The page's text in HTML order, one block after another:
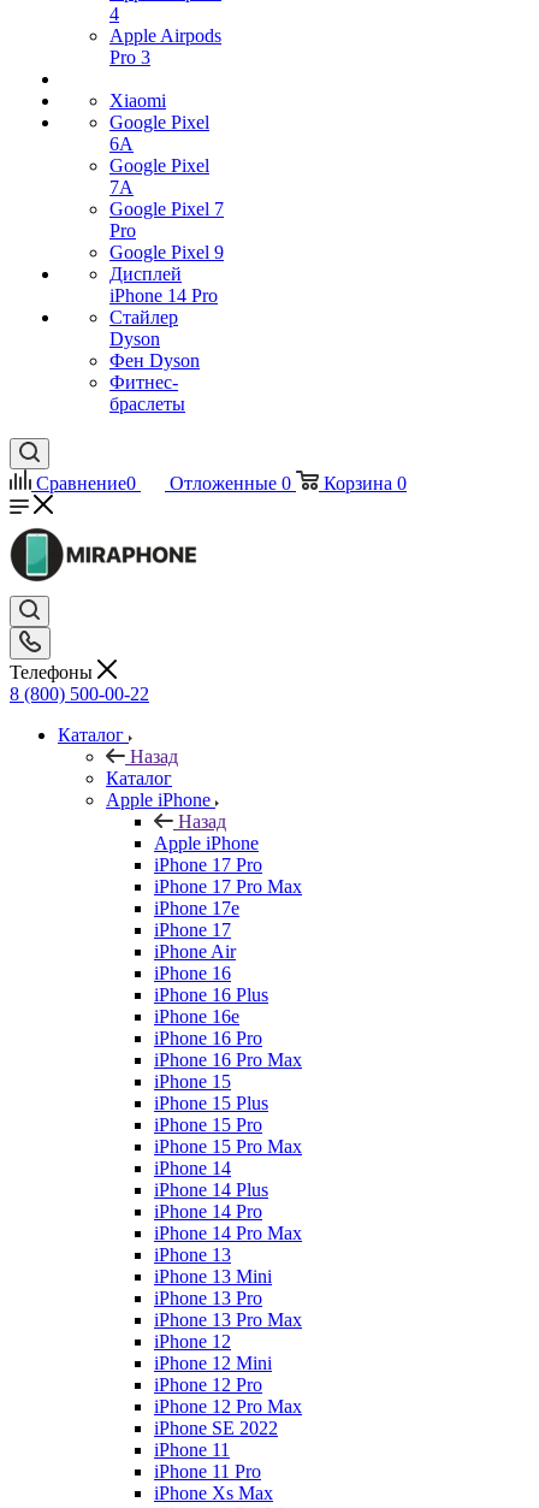
4
Apple Airpods
Pro 3
Xiaomi
Google Pixel
6A
Google Pixel
7А
Google Pixel 7
Pro
Google Pixel 9
Дисплей
iPhone 14 Pro
Стайлер
Dyson
Фен Dyson
Фитнес-
браслеты
Сравнение0 Отложенные 0 Корзина 0
Телефоны
8 (800) 500-00-22
Каталог
Назад
Каталог
Apple iPhone
Назад
Apple iPhone
iPhone 17 Pro
iPhone 17 Pro Max
iPhone 17e
iPhone 17
iPhone Air
iPhone 16
iPhone 16 Plus
iPhone 16e
iPhone 16 Pro
iPhone 16 Pro Max
iPhone 15
iPhone 15 Plus
iPhone 15 Pro
iPhone 15 Pro Max
iPhone 14
iPhone 14 Plus
iPhone 14 Pro
iPhone 14 Pro Max
iPhone 13
iPhone 13 Mini
iPhone 13 Pro
iPhone 13 Pro Max
iPhone 12
iPhone 12 Mini
iPhone 12 Pro
iPhone 12 Pro Max
iPhone SE 2022
iPhone 11
iPhone 11 Pro
iPhone Xs Max